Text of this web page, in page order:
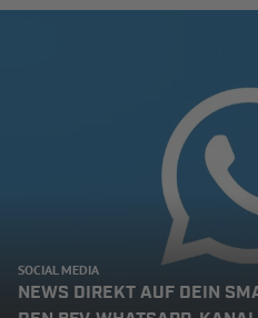
SOCIAL MEDIA
NEWS DIREKT AUF DEIN